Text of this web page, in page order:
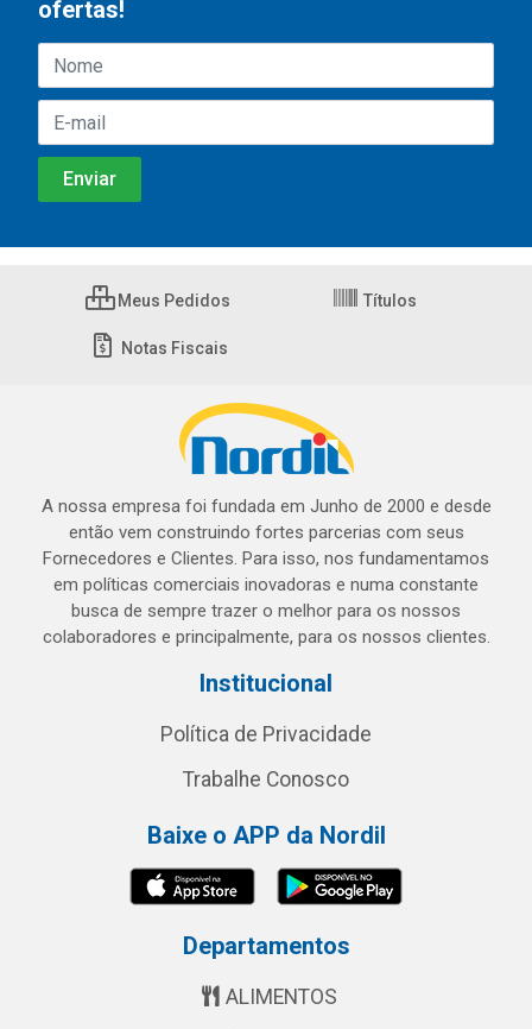
ofertas!
Meus Pedidos Títulos
Notas Fiscais
A nossa empresa foi fundada em Junho de 2000 e desde
então vem construindo fortes parcerias com seus
Fornecedores e Clientes. Para isso, nos fundamentamos
em políticas comerciais inovadoras e numa constante
busca de sempre trazer o melhor para os nossos
colaboradores e principalmente, para os nossos clientes.
Institucional
Política de Privacidade
Trabalhe Conosco
Baixe o APP da Nordil
Departamentos
ALIMENTOS